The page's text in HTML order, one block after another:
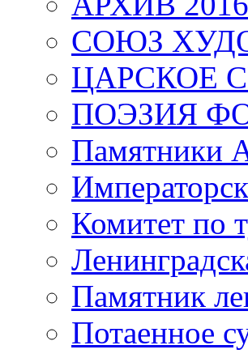
СОЮЗ
ЦАРСКОЕ
ПОЭЗИЯ
Памятники
Комитет по
Памятник
Потаенное